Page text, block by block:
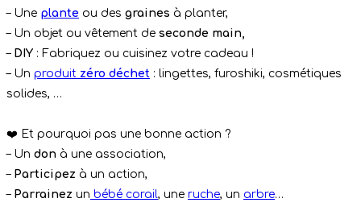
– Une plante ou des graines à planter,
– Un objet ou vêtement de seconde main,
– DIY : Fabriquez ou cuisinez votre cadeau !
– Un produit zéro déchet : lingettes, furoshiki, cosmétiques
solides, …
❤️ Et pourquoi pas une bonne action ?
– Un don à une association,
– Participez à un action,
– Parrainez un bébé corail, une ruche, un arbre…